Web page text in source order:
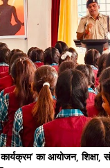
कार्यक्रम’ का आयोजन,